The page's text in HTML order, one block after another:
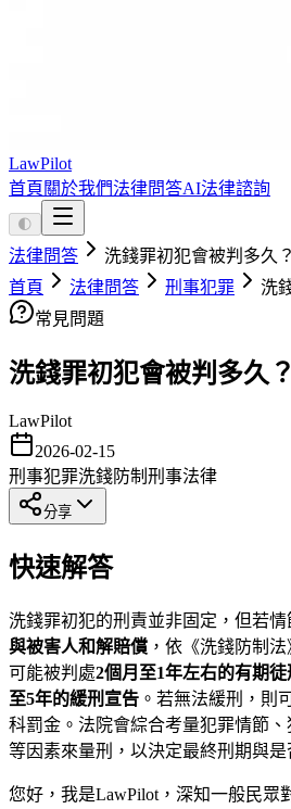
LawPilot
首頁 關於我們法律問答AI法律諮詢
🌓
法律問答
洗錢罪初犯會被判多久？
首頁
法律問答 刑事犯罪
洗
常見問題
洗錢罪初犯會被判多久？
LawPilot
2026-02-15
刑事犯罪洗錢防制 刑事法律
分享
快速解答
洗錢罪初犯的刑責並非固定，但若情
與被害人和解賠償 ，依《洗錢防制
可能被判處2個月至1年左右的有期徒
至5年的緩刑宣告 。若無法緩刑，則
科罰金。法院會綜合考量犯罪情節
等因素來量刑，以決定最終刑期與是
您好，我是LawPilot，深知一般民眾